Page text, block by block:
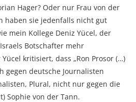
Hager? Oder nur Frau von der
haben sie jedenfalls nicht gut
mein Kollege Deniz Yücel, der
Botschafter mehr
kritisiert, dass „Ron Prosor (…)
gegen deutsche Journalisten
Plural, nicht nur gegen die
Sophie von der Tann.